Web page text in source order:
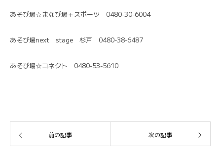
あそび場☆まなび場＋スポーツ 0480-30-6004
あそび場next stage 杉戸 0480-38-6487
あそび場☆コネクト 0480-53-5610
前の記事 次の記事